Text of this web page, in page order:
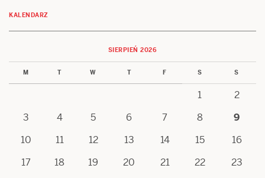
KALENDARZ
SIERPIEŃ 2026
M T W T F S S
1
2
3
4 5 6 7 8
9
10
11 12 13 14 15
16
17
18 19 20 21 22
23